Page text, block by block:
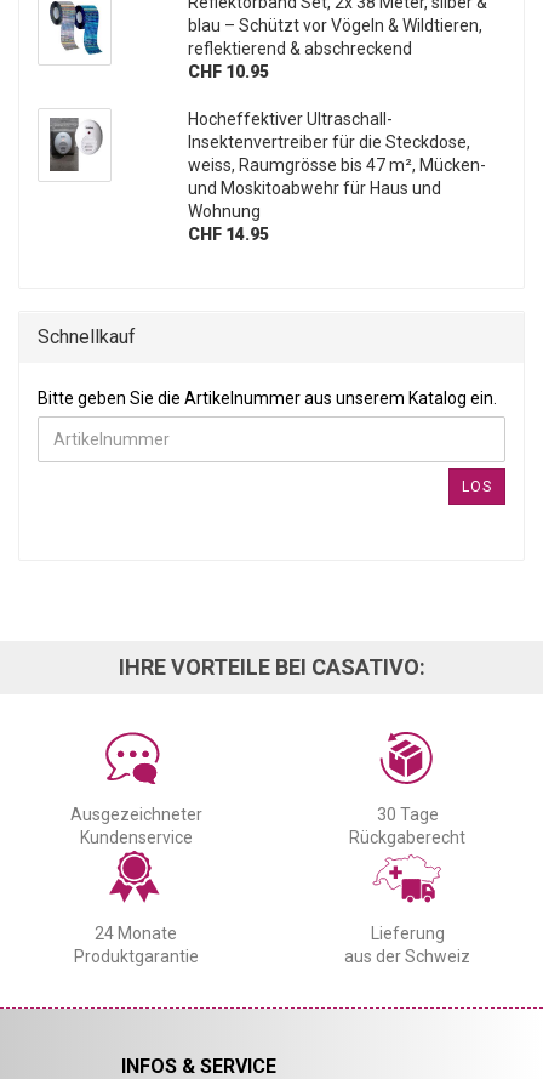
blau – Schützt vor Vögeln & Wildtieren,
reflektierend & abschreckend
CHF 10.95
Hocheffektiver Ultraschall-
Insektenvertreiber für die Steckdose,
weiss, Raumgrösse bis 47 m², Mücken-
und Moskitoabwehr für Haus und
Wohnung
CHF 14.95
Schnellkauf
BITTE GEBEN SIE DIE ARTIKELNUMMER AUS UNSEREM
Bitte geben Sie die Artikelnummer aus unserem Katalog ein.
LOS
IHRE VORTEILE BEI CASATIVO:
Ausgezeichneter
Kundenservice
30 Tage
Rückgaberecht
24 Monate
Produktgarantie
Lieferung
aus der Schweiz
INFOS & SERVICE